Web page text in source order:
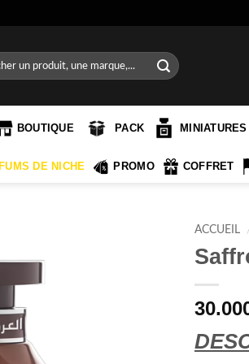
BOUTIQUE PACK MINIATURES
DE NICHE PROMO COFFRET
ACCUEIL